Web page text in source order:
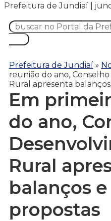
Prefeitura de Jundiaí |
Prefeitura de Jundiaí »
reunião do ano,
Rural apresenta
Em
do ano,
Rural
balanços
propostas